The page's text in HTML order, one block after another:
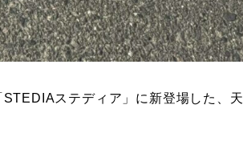
ステディア」に新登場した、天